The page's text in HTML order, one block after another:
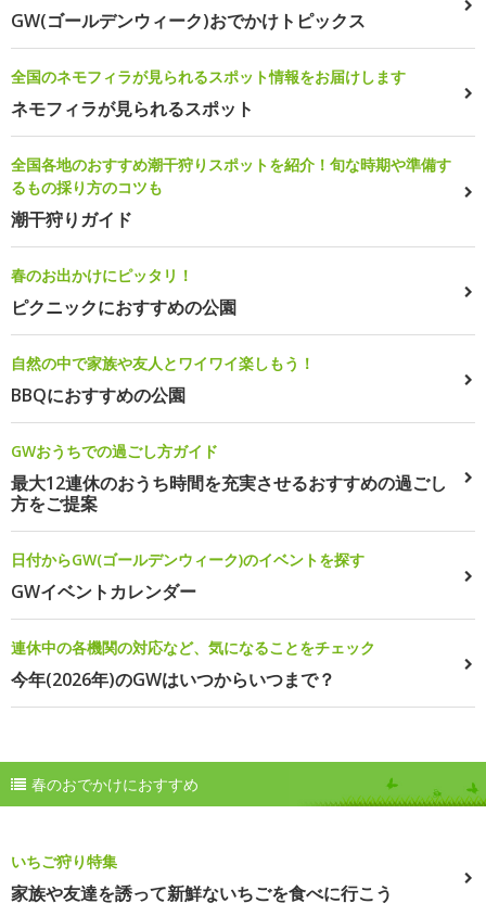
GW(ゴールデンウィーク)おでかけトピックス
全国のネモフィラが見られるスポット情報をお届けします
ネモフィラが見られるスポット
全国各地のおすすめ潮干狩りスポットを紹介！旬な時期や準備す
るもの採り方のコツも
潮干狩りガイド
春のお出かけにピッタリ！
ピクニックにおすすめの公園
自然の中で家族や友人とワイワイ楽しもう！
BBQにおすすめの公園
GWおうちでの過ごし方ガイド
最大12連休のおうち時間を充実させるおすすめの過ごし
方をご提案
日付からGW(ゴールデンウィーク)のイベントを探す
GWイベントカレンダー
連休中の各機関の対応など、気になることをチェック
今年(2026年)のGWはいつからいつまで？
春のおでかけにおすすめ
いちご狩り特集
家族や友達を誘って新鮮ないちごを食べに行こう